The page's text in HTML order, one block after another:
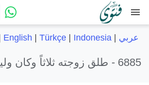
menu
عربي |
English Türkçe| Indonesia
6885 - طلق زوجته ثلاثاً وكان